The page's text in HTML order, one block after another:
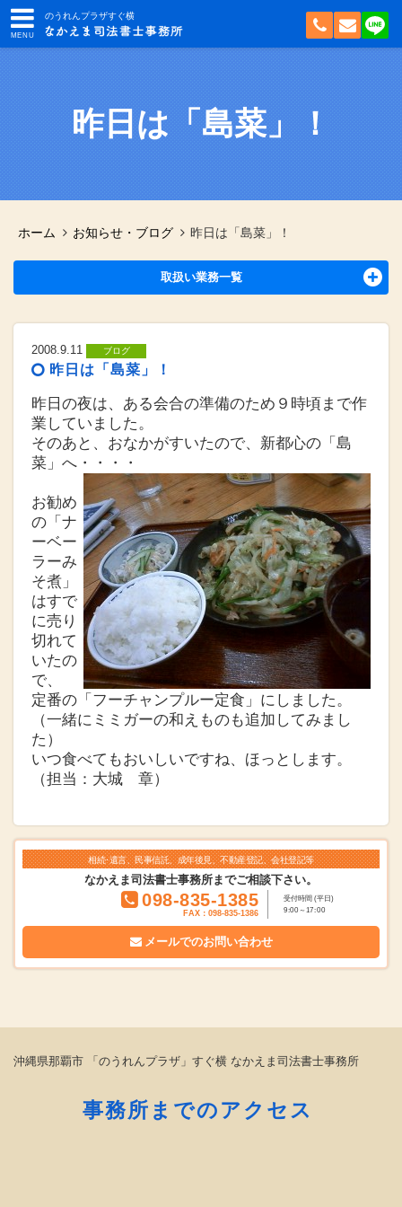
のうれんプラザすぐ横
昨日は「島菜」！
ホーム お知らせ・ブログ 昨日は「島菜」！
取扱い業務一覧
2008.9.11 ブログ
昨日は「島菜」！
昨日の夜は、ある会合の準備のため９時頃まで作
業していました。
そのあと、おなかがすいたので、新都心の「島
菜」へ・・・・
お勧め
の「ナ
ーベー
ラーみ
そ煮」
はすで
に売り
切れて
いたの
で、
定番の「フーチャンプルー定食」にしました。
（一緒にミミガーの和えものも追加してみまし
た）
いつ食べてもおいしいですね、ほっとします。
（担当：大城 章）
相続･遺言、民事信託、成年後見、不動産登記、会社登記等
なかえま司法書士事務所までご相談下さい。
098-835-1385
FAX：098-835-1386
受付時間 (平日)
9:00～17:00
メールでのお問い合わせ
沖縄県那覇市 「のうれんプラザ」すぐ横 なかえま司法書士事務所
事務所までのアクセス